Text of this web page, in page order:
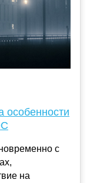
особенности
с
на